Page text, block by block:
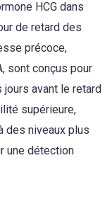
HCG dans
de retard des
précoce,
sont conçus pour
avant le retard
supérieure,
des niveaux plus
une détection